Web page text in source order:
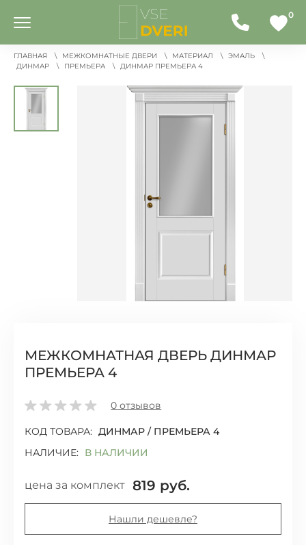
0
ГЛАВНАЯ МЕЖКОМНАТНЫЕ ДВЕРИ МАТЕРИАЛ
ЭМАЛЬ
ДИНМАР
ПРЕМЬЕРА ДИНМАР ПРЕМЬЕРА 4
МЕЖКОМНАТНАЯ ДВЕРЬ ДИНМАР
ПРЕМЬЕРА 4
0 отзывов
КОД ТОВАРА: ДИНМАР / ПРЕМЬЕРА 4
НАЛИЧИЕ:
В НАЛИЧИИ
цена за комплект 819 руб.
Нашли дешевле?